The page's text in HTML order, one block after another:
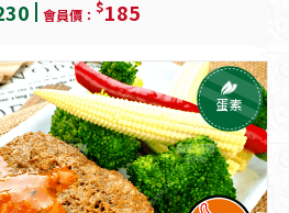
會員價： $185
蛋素